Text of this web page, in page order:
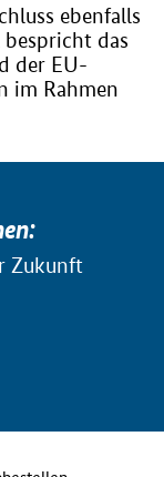
ebenfalls
das
der EU-
im Rahmen
Zukunft